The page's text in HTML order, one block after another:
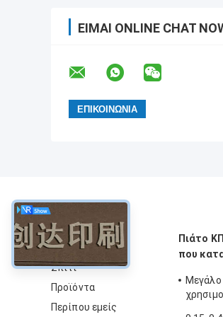
ΕΊΜΑΙ ONLINE CHAT
περίπου
Σπίτι
Προϊόντα
Περίπου εμείς
Πιάτο
που